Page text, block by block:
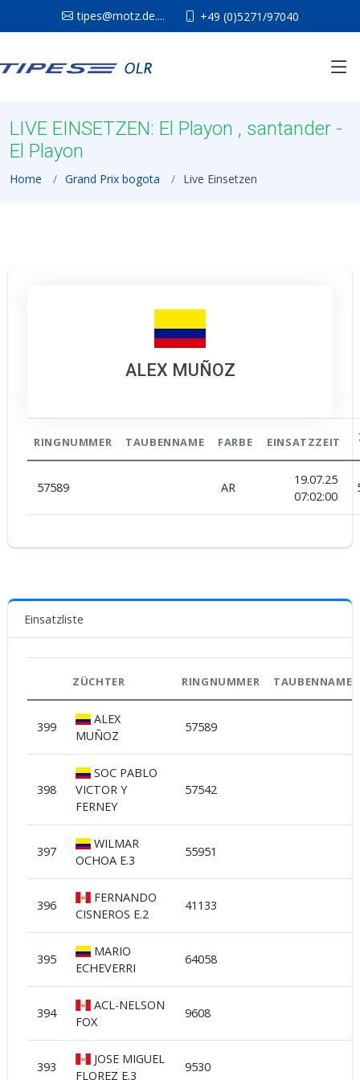
tipes@motz.de.... +49 (0)5271/97040
LIVE EINSETZEN: El Playon , santander -
El Playon
Home Grand Prix bogota Live Einsetzen
ALEX MUÑOZ
RINGNUMMER TAUBENNAME FARBE EINSATZZEIT
57589 AR
19.07.25
07:02:00
Einsatzliste
ZÜCHTER RINGNUMMER TAUBENNAME
399
ALEX
MUÑOZ
57589
398
SOC PABLO
VICTOR Y
FERNEY
57542
397
WILMAR
OCHOA E.3
55951
396
FERNANDO
CISNEROS E.2
41133
395
MARIO
ECHEVERRI
64058
394
ACL-NELSON
FOX
9608
393
JOSE MIGUEL
FLOREZ E.3
9530